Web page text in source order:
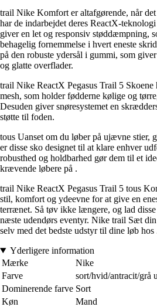
trail Nike Komfort er altafgørende, når
har de indarbejdet deres ReactX-
giver en let og responsiv støddæmpning,
behagelig fornemmelse i hvert eneste
på den robuste ydersål i gummi, som
og glatte overflader.
trail Nike ReactX Pegasus Trail 5 Skoene
mesh, som holder fødderne kølige og
Desuden giver snøresystemet en
støtte til foden.
tous Uanset om du løber på ujævne stier,
er disse sko designet til at klare enhver
robusthed og holdbarhed gør dem til et
krævende løbere på .
trail Nike ReactX Pegasus Trail 5 tous
stil, komfort og ydeevne for at give en
terrænet. Så tøv ikke længere, og lad
næste udendørs eventyr. Nike trail Sæt
selv med det bedste udstyr til dine løb hos
Yderligere information
Mærke
Nike
Farve
sort/hvid/antracit/grå
Dominerende farve Sort
Køn
Mand